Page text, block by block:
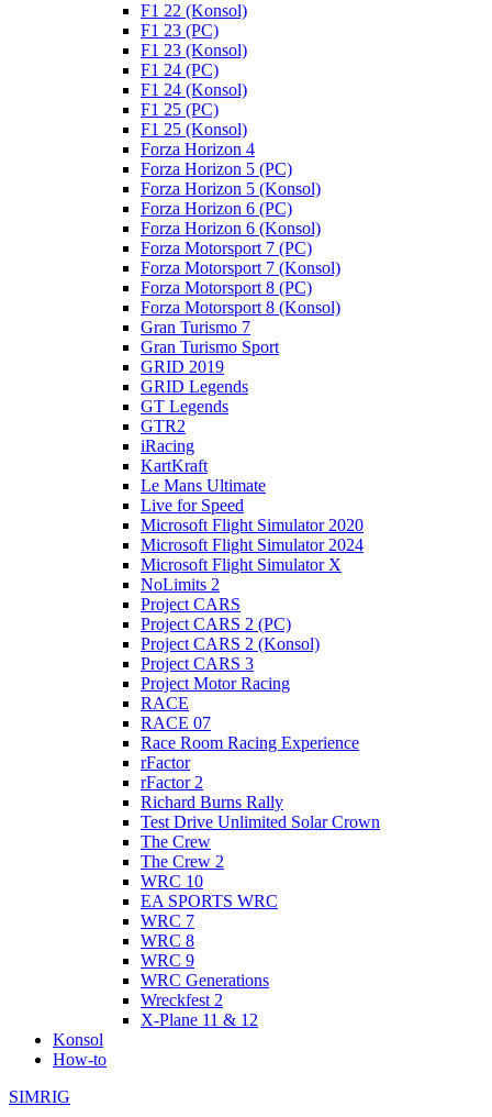
F1 22 (Konsol)
F1 23 (PC)
F1 23 (Konsol)
F1 24 (PC)
F1 24 (Konsol)
F1 25 (PC)
F1 25 (Konsol)
Forza Horizon 4
Forza Horizon 5 (PC)
Forza Horizon 5 (Konsol)
Forza Horizon 6 (PC)
Forza Horizon 6 (Konsol)
Forza Motorsport 7 (PC)
Forza Motorsport 7 (Konsol)
Forza Motorsport 8 (PC)
Forza Motorsport 8 (Konsol)
Gran Turismo 7
Gran Turismo Sport
GRID 2019
GRID Legends
GT Legends
GTR2
iRacing
KartKraft
Le Mans Ultimate
Live for Speed
Microsoft Flight Simulator 2020
Microsoft Flight Simulator 2024
Microsoft Flight Simulator X
NoLimits 2
Project CARS
Project CARS 2 (PC)
Project CARS 2 (Konsol)
Project CARS 3
Project Motor Racing
RACE
RACE 07
Race Room Racing Experience
rFactor
rFactor 2
Richard Burns Rally
Test Drive Unlimited Solar Crown
The Crew
The Crew 2
WRC 10
EA SPORTS WRC
WRC 7
WRC 8
WRC 9
WRC Generations
Wreckfest 2
X-Plane 11 & 12
Konsol
How-to
SIMRIG